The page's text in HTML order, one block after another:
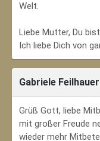
Welt.
Liebe Mutter, Du
Ich liebe Dich von
Gabriele Feilhauer
Grüß Gott, liebe
mit großer Freude
wieder mehr